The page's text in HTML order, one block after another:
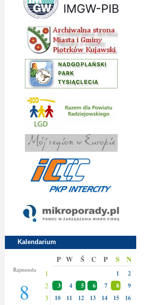
Kalendarium
Rajmunda
8
P W Ś C P S N
1 1 2
2 3 4 5 6 7 8 9
3 10 11 12 13 14 15 16